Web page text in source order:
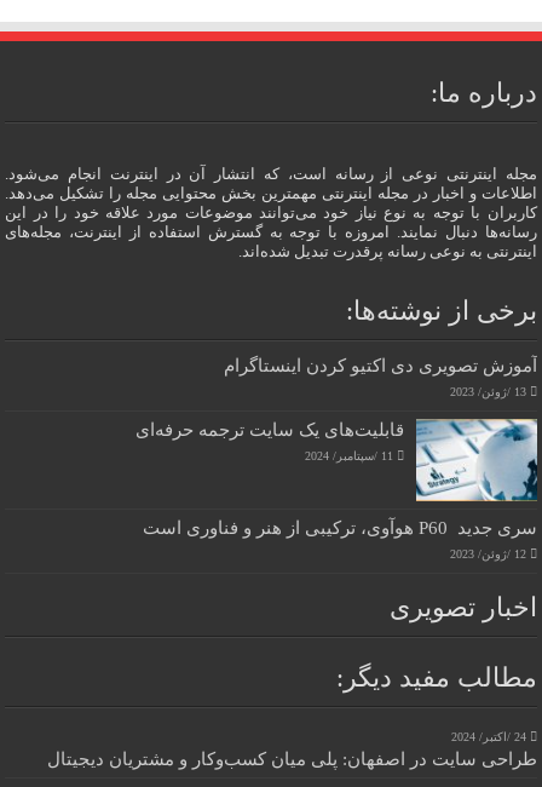
درباره ما:
مجله اینترنتی نوعی از رسانه است، که انتشار آن در اینترنت انجام می‌شود.
اطلاعات و اخبار در مجله اینترنتی مهمترین بخش محتوایی مجله را تشکیل می‌دهد.
کاربران با توجه به نوع نیاز خود می‌توانند موضوعات مورد علاقه خود را در این
رسانه‌ها دنبال نمایند. امروزه با توجه به گسترش استفاده از اینترنت، مجله‌های
اینترنتی به نوعی رسانه پرقدرت تبدیل شده‌اند.
برخی از نوشته‌ها:
آموزش تصویری دی اکتیو کردن اینستاگرام
13 /ژوئن/ 2023
قابلیت‌های یک سایت ترجمه حرفه‌ای
11 /سپتامبر/ 2024
سری جدید P60 هوآوی، ترکیبی از هنر و فناوری است
12 /ژوئن/ 2023
اخبار تصویری
مطالب مفید دیگر:
24 /اکتبر/ 2024
طراحی سایت در اصفهان: پلی میان کسب‌وکار و مشتریان دیجیتال